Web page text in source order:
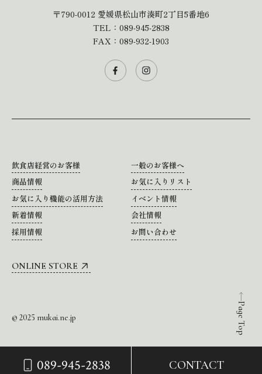
089-945-2838 CONTACT
Page Top
〒790-0012 愛媛県松山市湊町2丁目5番地6
TEL： 089-945-2838
FAX：089-932-1903
飲食店経営のお客様
一般のお客様へ
商品情報
お気に入りリスト
お気に入り機能の活用方法
イベント情報
新着情報
会社情報
採用情報
お問い合わせ
ONLINE STORE
© 2025 mukai.ne.jp